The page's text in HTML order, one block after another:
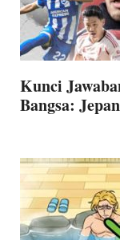
Kunci
Bangsa: